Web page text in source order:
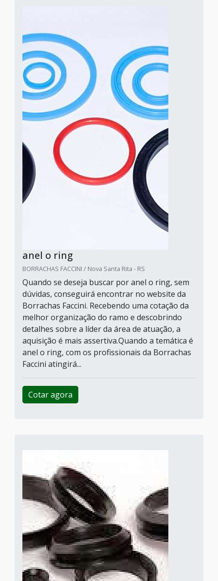
anel o ring
BORRACHAS FACCINI / Nova Santa Rita - RS
Quando se deseja buscar por anel o ring, sem
dúvidas, conseguirá encontrar no website da
Borrachas Faccini. Recebendo uma cotação da
melhor organização do ramo e descobrindo
detalhes sobre a líder da área de atuação, a
aquisição é mais assertiva.Quando a temática é
anel o ring, com os profissionais da Borrachas
Faccini atingirá...
Cotar agora